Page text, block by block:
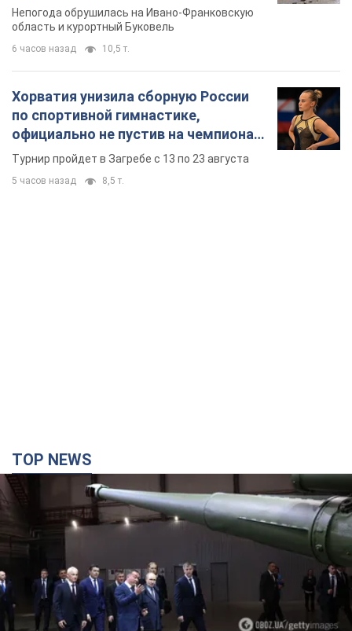
Непогода обрушилась на Ивано-Франковскую
область и курортный Буковель
6 часов назад 10,5 т.
Хорватия унизила сборную России
по спортивной гимнастике,
официально не пустив на чемпионат
Европы основных спортсменов
Турнир пройдет в Загребе с 13 по 23 августа
5 часов назад 8,5 т.
TOP NEWS